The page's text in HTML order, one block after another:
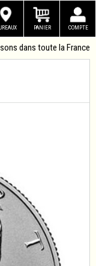
COMPTE
PANIER
dans toute la France